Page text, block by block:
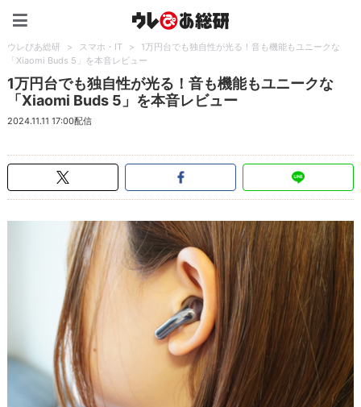
ウレぴあ総研 > スマホ・IT >
1万円台でも独自性が光る！音も機能もユニークな
「Xiaomi Buds 5」を本音レビュー
1万円台でも独自性が光る！音も機能もユニークな
「Xiaomi Buds 5」を本音レビュー
2024.11.11 17:00配信